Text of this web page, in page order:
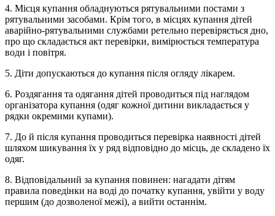
4. Місця купання обладнуються рятувальними постами з
рятувальними засобами. Крім того, в місцях купання дітей
аварійно-рятувальними службами ретельно перевіряється дно,
про що складається акт перевірки, вимірюється температура
води і повітря.
5. Діти допускаються до купання після огляду лікарем.
6. Роздягання та одягання дітей проводиться під наглядом
організатора купання (одяг кожної дитини викладається у
рядки окремими купами).
7. До й після купання проводиться перевірка наявності дітей
шляхом шикування їх у ряд відповідно до місць, де складено їх
одяг.
8. Відповідальний за купання повинен: нагадати дітям
правила поведінки на воді до початку купання, увійти у воду
першим (до дозволеної межі), а вийти останнім.